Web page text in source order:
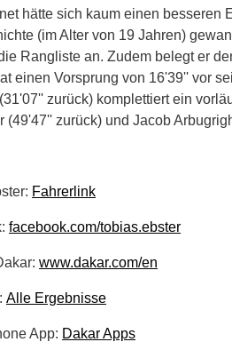
hätte sich kaum einen besseren
(im Alter von 19 Jahren)
Rangliste an. Zudem belegt er
einen Vorsprung von 16'39'' vor
zurück) komplettiert ein
(49'47'' zurück) und Jacob
Fahrerlink
facebook.com/tobias.ebster
www.dakar.com/en
Alle Ergebnisse
App: Dakar Apps